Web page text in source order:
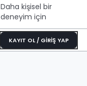
Daha kişisel bir
deneyim için
KAYIT OL / GİRİŞ YAP